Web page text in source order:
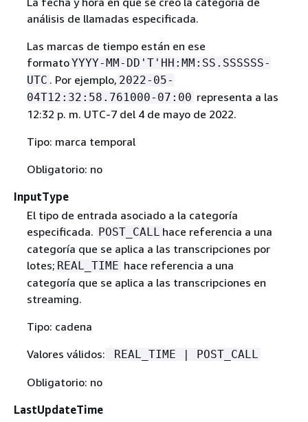
análisis de llamadas especificada.
Las marcas de tiempo están en ese
formatoYYYY-MM-DD'T'HH:MM:SS.SSSSSS-
UTC . Por ejemplo, 2022-05-
04T12:32:58.761000-07:00 representa a las
12:32 p. m. UTC-7 del 4 de mayo de 2022.
Tipo: marca temporal
Obligatorio: no
InputType
El tipo de entrada asociado a la categoría
especificada. POST_CALL hace referencia a una
categoría que se aplica a las transcripciones por
lotes; REAL_TIME hace referencia a una
categoría que se aplica a las transcripciones en
streaming.
Tipo: cadena
Valores válidos:
REAL_TIME | POST_CALL
Obligatorio: no
LastUpdateTime